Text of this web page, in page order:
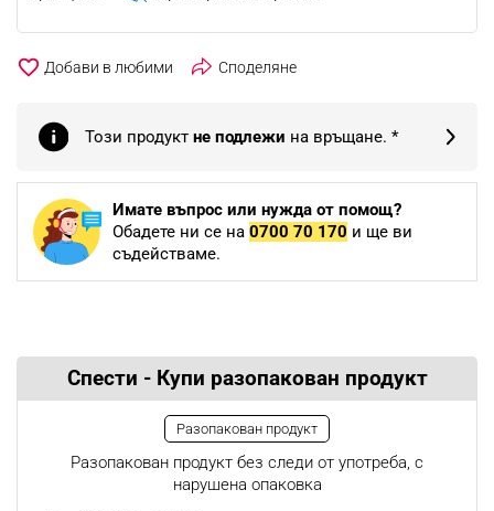
favorite_border Споделяне
Този продукт не подлежи на връщане. *
Имате въпрос или нужда от помощ?
Обадете ни се на 0700 70 170 и ще ви
съдействаме.
Спести - Купи разопакован продукт
Разопакован продукт
Разопакован продукт без следи от употреба, с
нарушена опаковка